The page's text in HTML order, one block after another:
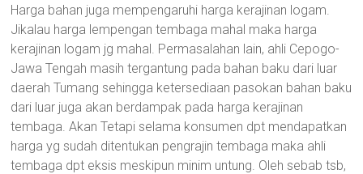
Harga bahan juga mempengaruhi harga kerajinan logam.
Jikalau harga lempengan tembaga mahal maka harga
kerajinan logam jg mahal. Permasalahan lain, ahli Cepogo-
Jawa Tengah masih tergantung pada bahan baku dari luar
daerah Tumang sehingga ketersediaan pasokan bahan baku
dari luar juga akan berdampak pada harga kerajinan
tembaga. Akan Tetapi selama konsumen dpt mendapatkan
harga yg sudah ditentukan pengrajin tembaga maka ahli
tembaga dpt eksis meskipun minim untung. Oleh sebab tsb,